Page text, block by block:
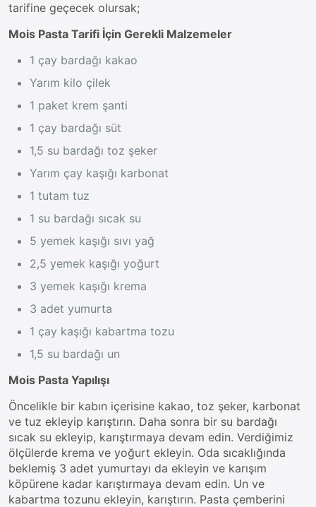
tarifine geçecek olursak;
Mois Pasta Tarifi İçin Gerekli Malzemeler
1 çay bardağı kakao
Yarım kilo çilek
1 paket krem şanti
1 çay bardağı süt
1,5 su bardağı toz şeker
Yarım çay kaşığı karbonat
1 tutam tuz
1 su bardağı sıcak su
5 yemek kaşığı sıvı yağ
2,5 yemek kaşığı yoğurt
3 yemek kaşığı krema
3 adet yumurta
1 çay kaşığı kabartma tozu
1,5 su bardağı un
Mois Pasta Yapılışı
Öncelikle bir kabın içerisine kakao, toz şeker, karbonat
ve tuz ekleyip karıştırın. Daha sonra bir su bardağı
sıcak su ekleyip, karıştırmaya devam edin. Verdiğimiz
ölçülerde krema ve yoğurt ekleyin. Oda sıcaklığında
beklemiş 3 adet yumurtayı da ekleyin ve karışım
köpürene kadar karıştırmaya devam edin. Un ve
kabartma tozunu ekleyin, karıştırın. Pasta çemberini